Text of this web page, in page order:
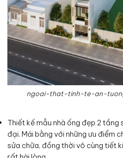
ngoai-that-tinh-te-an-
Thiết kế mẫu nhà ống đẹp 2 tầng
đại. Mái bằng với những ưu điểm
sửa chữa, đồng thời vô cùng tiết